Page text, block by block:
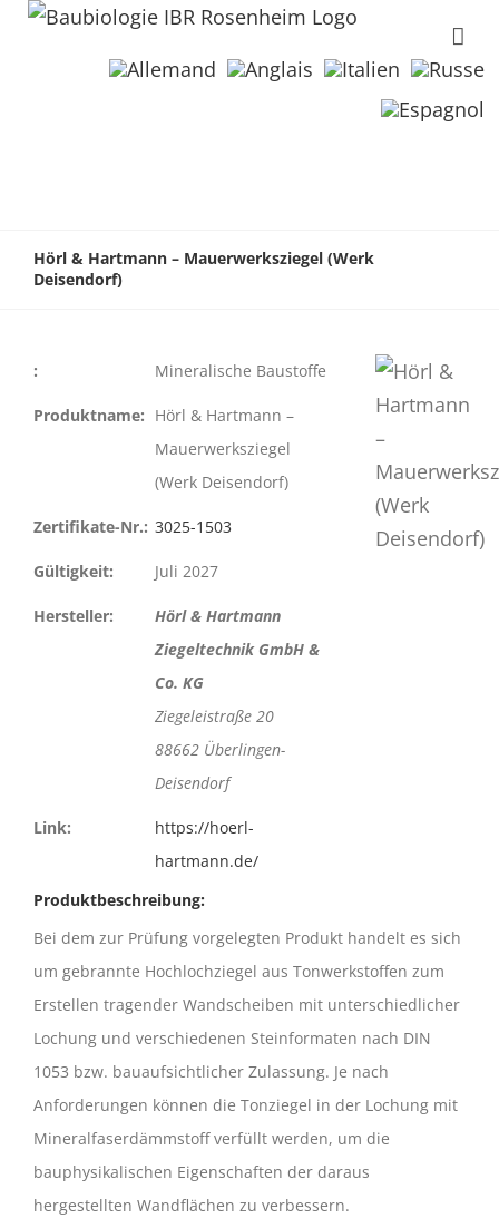
Hörl & Hartmann – Mauerwerksziegel (Werk
Deisendorf)
: Mineralische Baustoffe
Produktname: Hörl & Hartmann –
Mauerwerksziegel
(Werk Deisendorf)
Zertifikate-Nr.: 3025-1503
Gültigkeit: Juli 2027
Hersteller:
Hörl & Hartmann
Ziegeltechnik GmbH &
Co. KG
Ziegeleistraße 20
88662 Überlingen-
Deisendorf
Link:
https://hoerl-
hartmann.de/
Produktbeschreibung:
Bei dem zur Prüfung vorgelegten Produkt handelt es sich
um gebrannte Hochlochziegel aus Tonwerkstoffen zum
Erstellen tragender Wandscheiben mit unterschiedlicher
Lochung und verschiedenen Steinformaten nach DIN
1053 bzw. bauaufsichtlicher Zulassung. Je nach
Anforderungen können die Tonziegel in der Lochung mit
Mineralfaserdämmstoff verfüllt werden, um die
bauphysikalischen Eigenschaften der daraus
hergestellten Wandflächen zu verbessern.